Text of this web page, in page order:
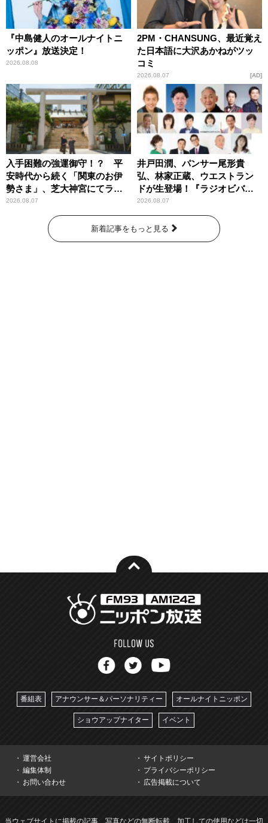
『中島健人のオールナイトニ
ッポン』放送決定！
2026.08.08
2PM・CHANSUNG、最近覚え
た日本語に大沢あかねがツッ
コミ
2026.08.07 AD
入手困難の強運御守！？ 平
安時代から続く「関東のお伊
勢さま」、芝大神宮にてラン
パンプスが合格祈願！
2026.08.07
井戸田潤、パンサー尾形貴
弘、林家正蔵、ウエストラン
ドが生登場！『ラジオビバリ
ー昼ズ』
2026.08.07
新着記事をもっと見る
番組表 アナウンサー＆パーソナリティー オールナイトニッポン
ショウアップナイター イベント
運営会社
サイトポリシー
編集体制
プライバシーポリシー
お問い合わせ
広告掲載について
当ウェブサイトに掲載の記事、写真などの無断転載、加工しての使用などは一切